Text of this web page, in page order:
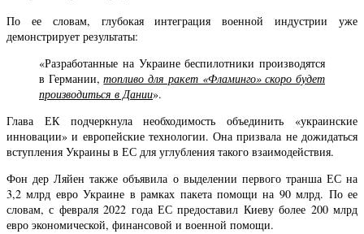
По ее словам, глубокая интеграция военной индустрии уже
демонстрирует результаты:
«Разработанные на Украине беспилотники производятся
в Германии,топливо для ракет «Фламинго» скоро будет
производиться в Дании».
Глава ЕК подчеркнула необходимость объединить «украинские
инновации» и европейские технологии. Она призвала не дожидаться
вступления Украины в ЕС для углубления такого взаимодействия.
Фон дер Ляйен также объявила о выделении первого транша ЕС на
3,2 млрд евро Украине в рамках пакета помощи на 90 млрд. По ее
словам, с февраля 2022 года ЕС предоставил Киеву более 200 млрд
евро экономической, финансовой и военной помощи.